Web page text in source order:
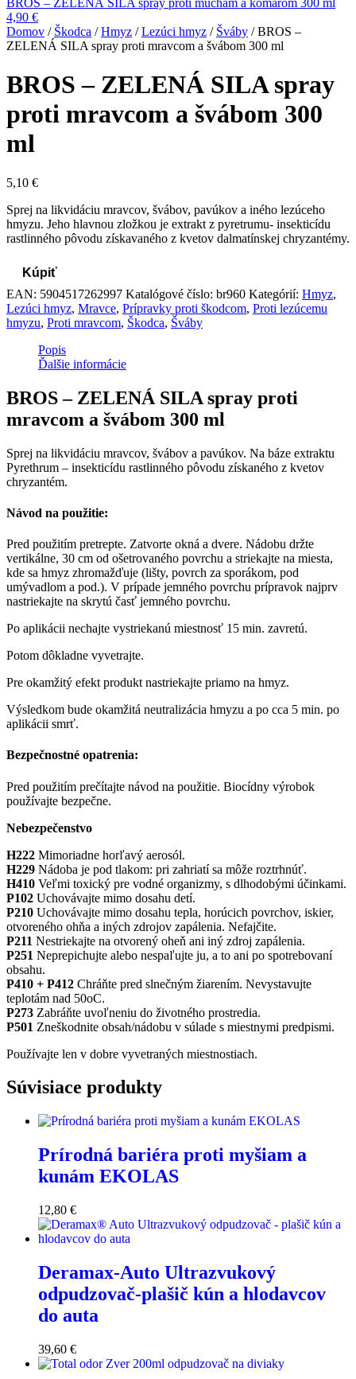
4,90 €
Domov / Škodca /Hmyz /Lezúci hmyz / Šváby / BROS –
ZELENÁ SILA spray proti mravcom a švábom 300 ml
BROS – ZELENÁ SILA spray
proti mravcom a švábom 300
ml
5,10 €
Sprej na likvidáciu mravcov, švábov, pavúkov a iného lezúceho
hmyzu. Jeho hlavnou zložkou je extrakt z pyretrumu- insekticídu
rastlinného pôvodu získavaného z kvetov dalmatínskej chryzantémy.
Kúpiť
EAN: 5904517262997 Katalógové číslo: br960 Kategórií: Hmyz,
Lezúci hmyz, Mravce, Prípravky proti škodcom, Proti lezúcemu
hmyzu, Proti mravcom, Škodca, Šváby
Popis
Ďalšie informácie
BROS – ZELENÁ SILA spray proti
mravcom a švábom 300 ml
Sprej na likvidáciu mravcov, švábov a pavúkov. Na báze extraktu
Pyrethrum ‒ insekticídu rastlinného pôvodu získaného z kvetov
chryzantém.
Návod na použitie:
Pred použitím pretrepte. Zatvorte okná a dvere. Nádobu držte
vertikálne, 30 cm od ošetrovaného povrchu a striekajte na miesta,
kde sa hmyz zhromažďuje (lišty, povrch za sporákom, pod
umývadlom a pod.). V prípade jemného povrchu prípravok najprv
nastriekajte na skrytú časť jemného povrchu.
Po aplikácii nechajte vystriekanú miestnosť 15 min. zavretú.
Potom dôkladne vyvetrajte.
Pre okamžitý efekt produkt nastriekajte priamo na hmyz.
Výsledkom bude okamžitá neutralizácia hmyzu a po cca 5 min. po
aplikácii smrť.
Bezpečnostné opatrenia:
Pred použitím prečítajte návod na použitie. Biocídny výrobok
používajte bezpečne.
Nebezpečenstvo
H222 Mimoriadne horľavý aerosól.
H229 Nádoba je pod tlakom: pri zahriatí sa môže roztrhnúť.
H410 Veľmi toxický pre vodné organizmy, s dlhodobými účinkami.
P102 Uchovávajte mimo dosahu detí.
P210 Uchovávajte mimo dosahu tepla, horúcich povrchov, iskier,
otvoreného ohňa a iných zdrojov zapálenia. Nefajčite.
P211 Nestriekajte na otvorený oheň ani iný zdroj zapálenia.
P251 Neprepichujte alebo nespaľujte ju, a to ani po spotrebovaní
obsahu.
P410 + P412 Chráňte pred slnečným žiarením. Nevystavujte
teplotám nad 50oC.
P273 Zabráňte uvoľneniu do životného prostredia.
P501 Zneškodnite obsah/nádobu v súlade s miestnymi predpismi.
Používajte len v dobre vyvetraných miestnostiach.
Súvisiace produkty
Prírodná bariéra proti myšiam a
kunám EKOLAS
12,80 €
Deramax-Auto Ultrazvukový
odpudzovač-plašič kún a hlodavcov
do auta
39,60 €